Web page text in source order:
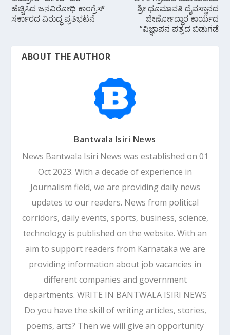
ಹೆಚ್ಚಿಸಿದ ಜನವಿರೋಧಿ ಕಾಂಗ್ರೆಸ್
ಸರ್ಕಾರದ ವಿರುದ್ಧ ಪ್ರತಿಭಟನೆ
ಶ್ರೀ ಧೂಮಾವತಿ ದೈವಸ್ಥಾನದ
ಜೀರ್ಣೋದ್ಧಾರ ಕಾರ್ಯದ
“ವಿಜ್ಞಾಪನ ಪತ್ರದ ಬಿಡುಗಡೆ
ABOUT THE AUTHOR
Bantwala Isiri News
News Bantwala Isiri News was established on 01
Oct 2023. With a decade of experience in
Journalism field, we are providing daily news
updates to our readers. News from political
corridors, daily events, sports, business, science,
technology is published on the website. With an
aim to support readers from Karnataka we are
providing information about job vacancies in
different companies and government
departments. WRITE IN BANTWALA ISIRI NEWS
Do you have the skill of writing articles, stories,
poems, arts? Then we will give an opportunity